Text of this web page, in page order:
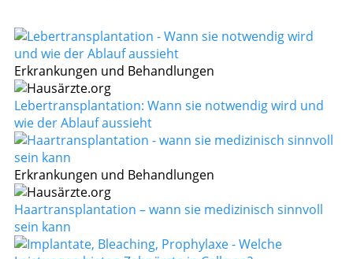
Erkrankungen und Behandlungen
Lebertransplantation: Wann sie notwendig wird und
wie der Ablauf aussieht
Erkrankungen und Behandlungen
Haartransplantation – wann sie medizinisch sinnvoll
sein kann